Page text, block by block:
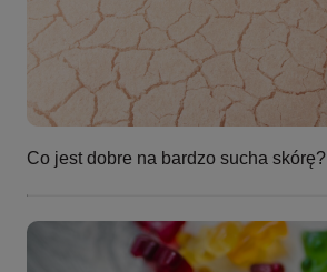
Co jest dobre na bardzo sucha skórę?